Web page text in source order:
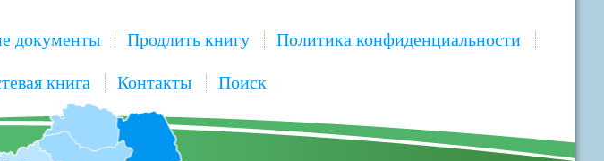
документы Продлить книгу Политика конфиденциальности
книга Контакты Поиск